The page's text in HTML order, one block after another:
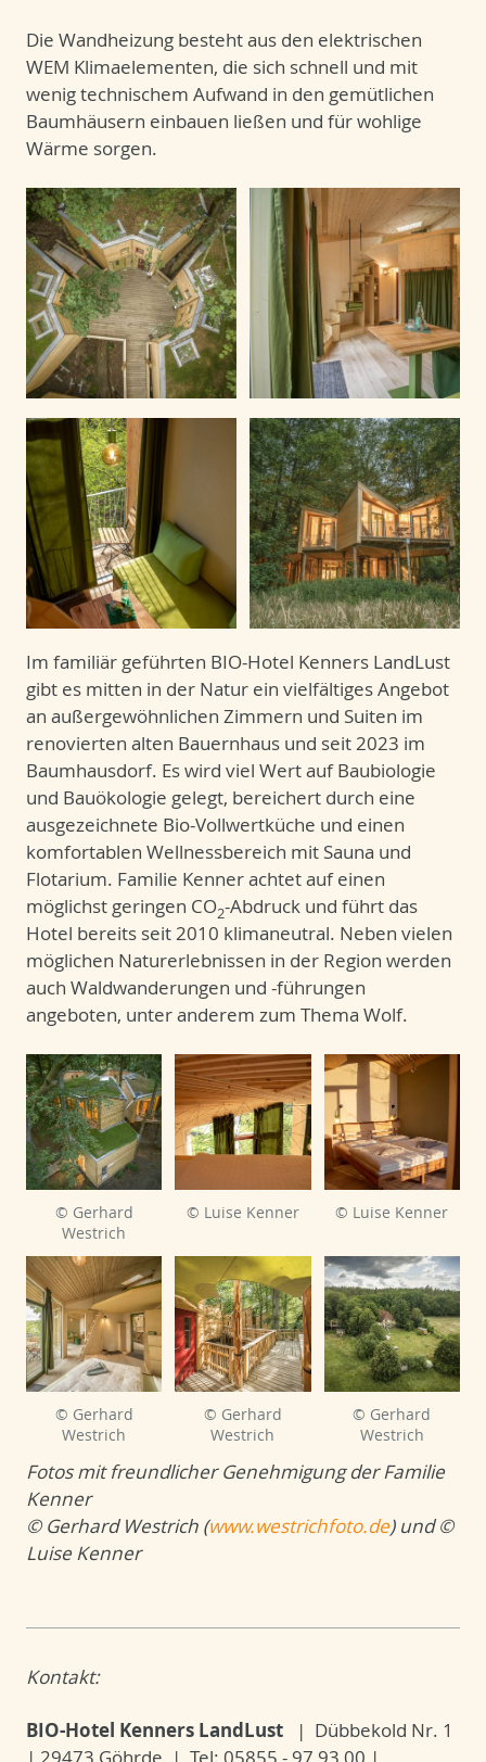
Die Wandheizung besteht aus den elektrischen
WEM Klimaelementen, die sich schnell und mit
wenig technischem Aufwand in den gemütlichen
Baumhäusern einbauen ließen und für wohlige
Wärme sorgen.
Im familiär geführten BIO-Hotel Kenners LandLust
gibt es mitten in der Natur ein vielfältiges Angebot
an außergewöhnlichen Zimmern und Suiten im
renovierten alten Bauernhaus und seit 2023 im
Baumhausdorf. Es wird viel Wert auf Baubiologie
und Bauökologie gelegt, bereichert durch eine
ausgezeichnete Bio-Vollwertküche und einen
komfortablen Wellnessbereich mit Sauna und
Flotarium. Familie Kenner achtet auf einen
möglichst geringen CO2-Abdruck und führt das
Hotel bereits seit 2010 klimaneutral. Neben vielen
möglichen Naturerlebnissen in der Region werden
auch Waldwanderungen und -führungen
angeboten, unter anderem zum Thema Wolf.
© Gerhard
Westrich
© Luise Kenner © Luise Kenner
© Gerhard
Westrich
© Gerhard
Westrich
© Gerhard
Westrich
Fotos mit freundlicher Genehmigung der Familie
Kenner
© Gerhard Westrich (www.westrichfoto.de)und ©
Luise Kenner
Kontakt:
BIO-Hotel Kenners LandLust
| Dübbekold Nr. 1